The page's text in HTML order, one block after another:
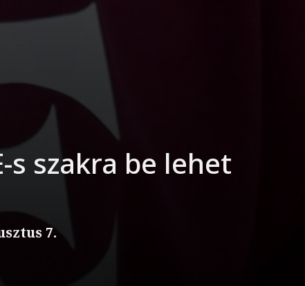
szakra be lehet
7.